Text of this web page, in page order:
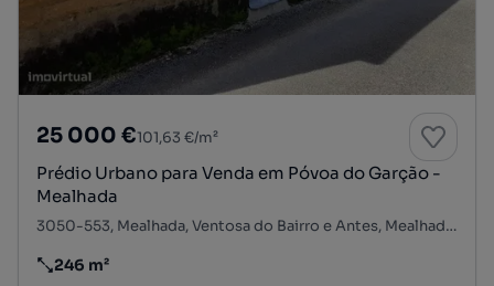
25 000 €101,63 €/m²
Prédio Urbano para Venda em Póvoa do Garção -
Mealhada
3050-553, Mealhada, Ventosa do Bairro e Antes, Mealhada, Aveiro
Preço por metro quadrado
246 m²